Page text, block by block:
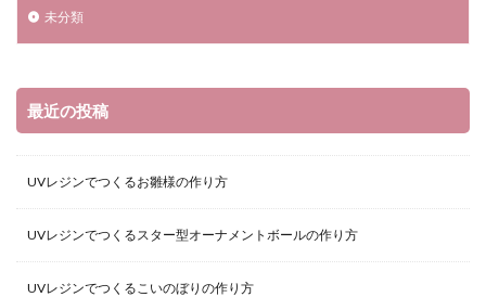
未分類
最近の投稿
UVレジンでつくるお雛様の作り方
UVレジンでつくるスター型オーナメントボールの作り方
UVレジンでつくるこいのぼりの作り方